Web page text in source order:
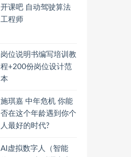
开课吧 自动驾驶算法
工程师
岗位说明书编写培训教
程+200份岗位设计范
本
施琪嘉 中年危机 你能
否在这个年龄遇到你个
人最好的时代?
AI虚拟数字人（智能